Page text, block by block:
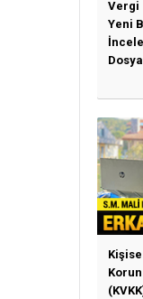
Vergi
Yeni